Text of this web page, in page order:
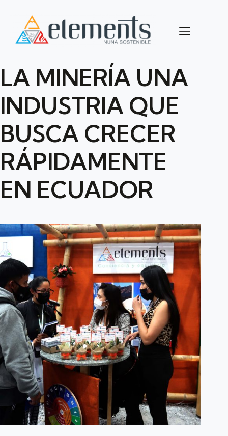
LA MINERÍA UNA
INDUSTRIA QUE
BUSCA CRECER
RÁPIDAMENTE
EN ECUADOR